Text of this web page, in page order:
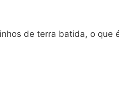
de terra batida, o que